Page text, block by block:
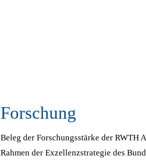
Forschung
Beleg der Forschungsstärke der RWTH
Rahmen der Exzellenzstrategie des